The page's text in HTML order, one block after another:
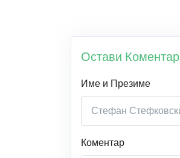
Остави Коментар
Име и Презиме
Коментар